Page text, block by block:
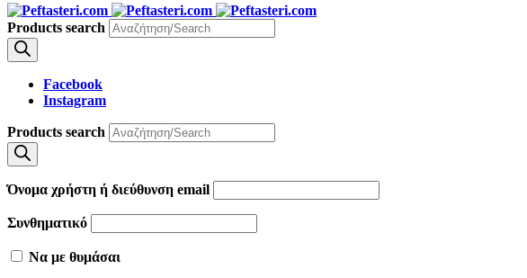
Products search
Facebook
Instagram
Products search
Όνομα χρήστη ή διεύθυνση email
Συνθηματικό
Να με θυμάσαι